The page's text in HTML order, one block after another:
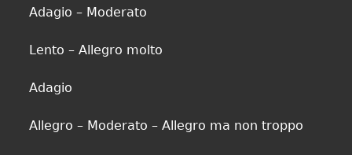
Adagio – Moderato
Lento – Allegro molto
Adagio
Allegro – Moderato – Allegro ma non troppo